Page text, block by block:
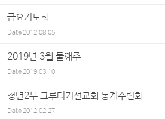
금요기도회
Date2012.08.05
2019년 3월 둘째주
Date2019.03.10
청년2부 그루터기선교회 동계수련회
Date2012.02.27